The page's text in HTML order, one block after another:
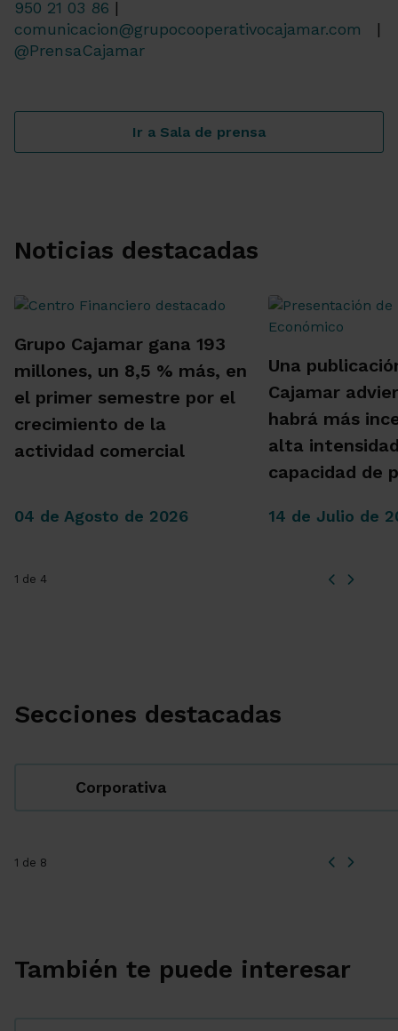
950 21 03 86 |
comunicacion@grupocooperativocajamar.com |
@PrensaCajamar
Ir a Sala de prensa
Noticias destacadas
Grupo Cajamar gana 193
millones, un 8,5 % más, en
el primer semestre por el
crecimiento de la
actividad comercial
04 de Agosto de 2026
Una
Cajamar
habrá más
alta
capacidad de
14 de Julio de
1 de 4
Secciones destacadas
Corporativa
1 de 8
También te puede interesar